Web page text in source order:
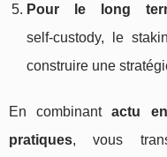
Pour le long
self‑custody, le
construire une
En combinantactu
pratiques, vous